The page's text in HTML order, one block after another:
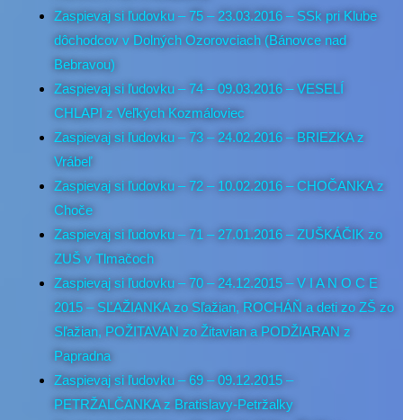
Zaspievaj si ľudovku – 75 – 23.03.2016 – SSk pri Klube
dôchodcov v Dolných Ozorovciach (Bánovce nad
Bebravou)
Zaspievaj si ľudovku – 74 – 09.03.2016 – VESELÍ
CHLAPI z Veľkých Kozmáloviec
Zaspievaj si ľudovku – 73 – 24.02.2016 – BRIEZKA z
Vrábeľ
Zaspievaj si ľudovku – 72 – 10.02.2016 – CHOČANKA z
Choče
Zaspievaj si ľudovku – 71 – 27.01.2016 – ZUŠKÁČIK zo
ZUŠ v Tlmačoch
Zaspievaj si ľudovku – 70 – 24.12.2015 – V I A N O C E
2015 – SĽAŽIANKA zo Sľažian, ROCHÁŇ a deti zo ZŠ zo
Sľažian, POŽITAVAN zo Žitavian a PODŽIARAN z
Papradna
Zaspievaj si ľudovku – 69 – 09.12.2015 –
PETRŽALČANKA z Bratislavy-Petržalky